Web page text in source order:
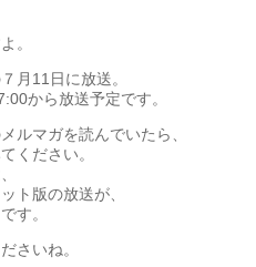
。
月11日に放送。
から放送予定です。
ルマガを読んでいたら、
ください。
ト版の放送が、
す。
さいね。